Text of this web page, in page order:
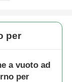
per
a vuoto ad
per